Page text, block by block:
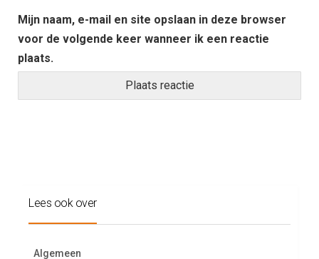
Mijn naam, e-mail en site opslaan in deze browser
voor de volgende keer wanneer ik een reactie
plaats.
Lees ook over
Algemeen